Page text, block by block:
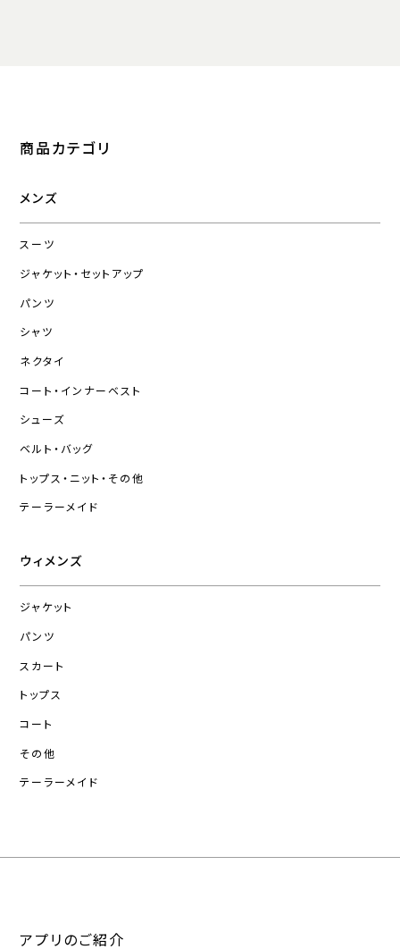
商品カテゴリ
メンズ
スーツ
ジャケット・セットアップ
パンツ
シャツ
ネクタイ
コート・インナーベスト
シューズ
ベルト・バッグ
トップス・ニット・その他
テーラーメイド
ウィメンズ
ジャケット
パンツ
スカート
トップス
コート
その他
テーラーメイド
アプリのご紹介